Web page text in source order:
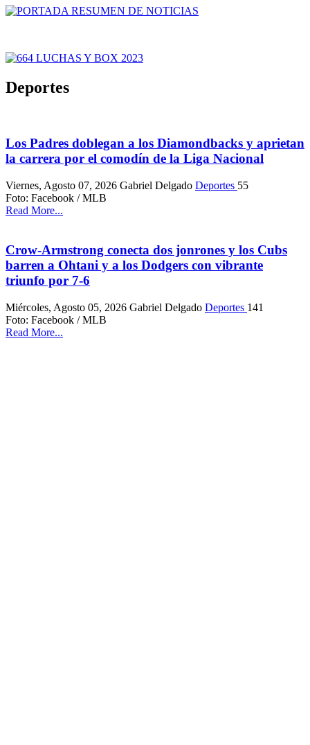
Deportes
Los Padres doblegan a los Diamondbacks y aprietan
la carrera por el comodín de la Liga Nacional
Viernes, Agosto 07, 2026 Gabriel Delgado Deportes 55
Foto: Facebook / MLB
Read More...
Crow-Armstrong conecta dos jonrones y los Cubs
barren a Ohtani y a los Dodgers con vibrante
triunfo por 7-6
Miércoles, Agosto 05, 2026 Gabriel Delgado Deportes 141
Foto: Facebook / MLB
Read More...